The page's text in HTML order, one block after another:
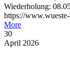
Wiederholung:
https://
More
30
April 2026